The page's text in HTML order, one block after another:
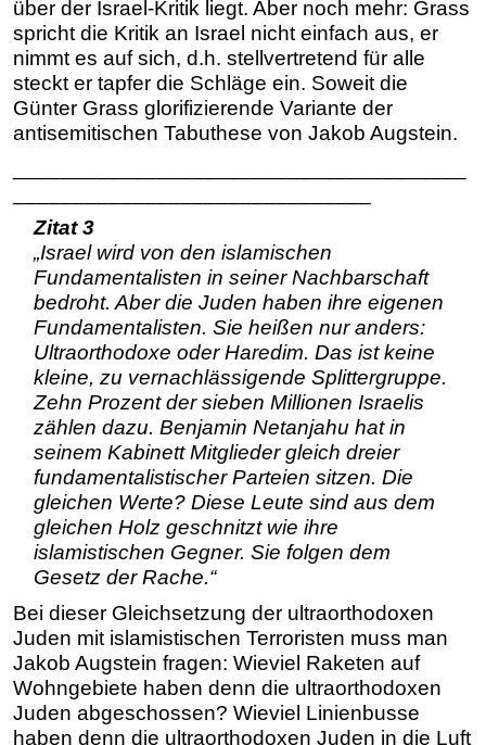
über der Israel-Kritik liegt. Aber noch mehr: Grass
spricht die Kritik an Israel nicht einfach aus, er
nimmt es auf sich, d.h. stellvertretend für alle
steckt er tapfer die Schläge ein. Soweit die
Günter Grass glorifizierende Variante der
antisemitischen Tabuthese von Jakob Augstein.
Zitat 3
„Israel wird von den islamischen
Fundamentalisten in seiner Nachbarschaft
bedroht. Aber die Juden haben ihre eigenen
Fundamentalisten. Sie heißen nur anders:
Ultraorthodoxe oder Haredim. Das ist keine
kleine, zu vernachlässigende Splittergruppe.
Zehn Prozent der sieben Millionen Israelis
zählen dazu. Benjamin Netanjahu hat in
seinem Kabinett Mitglieder gleich dreier
fundamentalistischer Parteien sitzen. Die
gleichen Werte? Diese Leute sind aus dem
gleichen Holz geschnitzt wie ihre
islamistischen Gegner. Sie folgen dem
Gesetz der Rache.“
Bei dieser Gleichsetzung der ultraorthodoxen
Juden mit islamistischen Terroristen muss man
Jakob Augstein fragen: Wieviel Raketen auf
Wohngebiete haben denn die ultraorthodoxen
Juden abgeschossen? Wieviel Linienbusse
haben denn die ultraorthodoxen Juden in die Luft